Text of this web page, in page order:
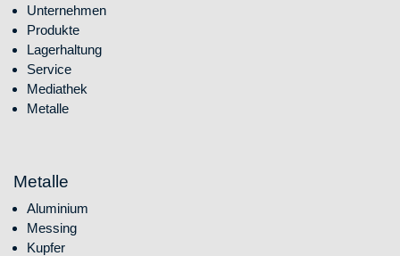
Unternehmen
Produkte
Lagerhaltung
Service
Mediathek
Metalle
Metalle
Navigation überspringen
Aluminium
Messing
Kupfer